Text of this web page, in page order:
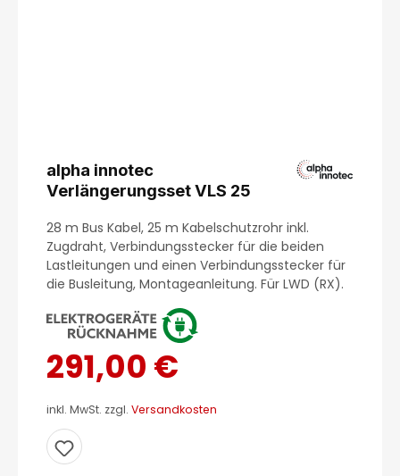
alpha innotec
Verlängerungsset VLS 25
28 m Bus Kabel, 25 m Kabelschutzrohr inkl.
Zugdraht, Verbindungsstecker für die beiden
Lastleitungen und einen Verbindungsstecker für
die Busleitung, Montageanleitung. Für LWD (RX).
291,00 €
inkl. MwSt. zzgl. Versandkosten